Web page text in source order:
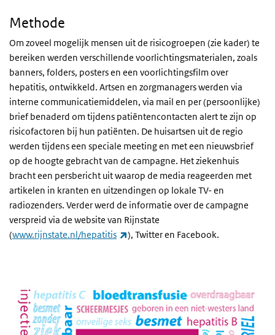
Methode
Om zoveel mogelijk mensen uit de risicogroepen (zie kader) te
bereiken werden verschillende voorlichtingsmaterialen, zoals
banners, folders, posters en een voorlichtingsfilm over
hepatitis, ontwikkeld. Artsen en zorgmanagers werden via
interne communicatiemiddelen, via mail en per (persoonlijke)
brief benaderd om tijdens patiëntencontacten alert te zijn op
risicofactoren bij hun patiënten. De huisartsen uit de regio
werden tijdens een speciale meeting en met een nieuwsbrief
op de hoogte gebracht van de campagne. Het ziekenhuis
bracht een persbericht uit waarop de media reageerden met
artikelen in kranten en uitzendingen op lokale TV- en
radiozenders. Verder werd de informatie over de campagne
verspreid via de website van Rijnstate
(www.rijnstate.nl/hepatitis (externe link)
), Twitter en Facebook.